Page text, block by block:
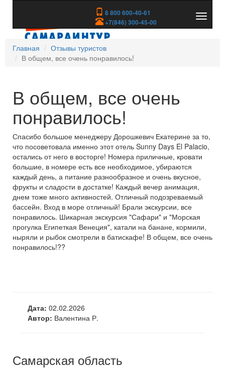
8 800 600-40-61
+7(846) 300-45-00
скрыть
Главная
Отзывы туристов
В общем, все очень понравилось!
В общем, все очень
понравилось!
Спасибо большое менеджеру Дорошкевич Екатерине за то,
что посоветовала именно этот отель Sunny Days El Palacio,
остались от него в восторге! Номера приличные, кровати
большие, в номере есть все необходимое, убираются
каждый день, а питание разнообразное и очень вкусное,
фрукты и сладости в достатке! Каждый вечер анимация,
днем тоже много активностей. Отличный подозреваемый
бассейн. Вход в море отличный! Брали экскурсии, все
понравилось. Шикарная экскурсия "Сафари" и "Морская
прогулка Египеткая Венеция", катали на банане, кормили,
ныряли и рыбок смотрели в батискафе! В общем, все очень
понравилось!??
Дата: 02.02.2026
Автор: Валентина Р.
Самарская область